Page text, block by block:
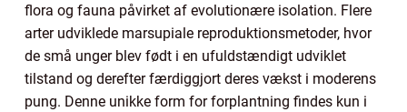
flora og fauna påvirket af evolutionære isolation. Flere
arter udviklede marsupiale reproduktionsmetoder, hvor
de små unger blev født i en ufuldstændigt udviklet
tilstand og derefter færdiggjort deres vækst i moderens
pung. Denne unikke form for forplantning findes kun i